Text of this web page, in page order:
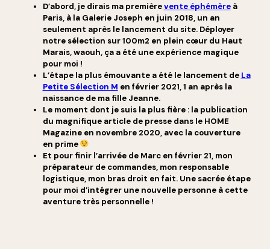
D’abord, je dirais ma premièrevente éphémèreà
Paris, à la Galerie Joseph en juin 2018, un an
seulement après le lancement du site. Déployer
notre sélection sur 100m2 en plein cœur du Haut
Marais, waouh, ça a été une expérience magique
pour moi !
L’étape la plus émouvante a été le lancement de La
Petite Sélection M en février 2021, 1 an après la
naissance de ma fille Jeanne.
Le moment dont je suis la plus fière : la publication
du magnifique article de presse dans le HOME
Magazine en novembre 2020, avec la couverture
en prime
Et pour finir l’arrivée de Marc en février 21, mon
préparateur de commandes, mon responsable
logistique, mon bras droit en fait. Une sacrée étape
pour moi d’intégrer une nouvelle personne à cette
aventure très personnelle !